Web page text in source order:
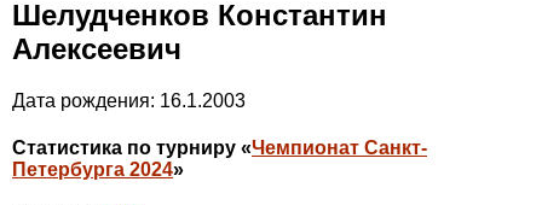
Шелудченков Константин
Алексеевич
Дата рождения: 16.1.2003
Статистика по турниру «Чемпионат Санкт-
Петербурга 2024»